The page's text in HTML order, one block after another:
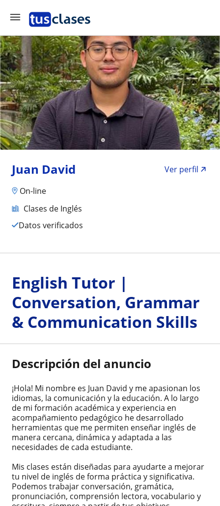
Juan David
Ver perfil
On-line
Clases de Inglés
Datos verificados
English Tutor |
Conversation, Grammar
& Communication Skills
Descripción del anuncio
¡Hola! Mi nombre es Juan David y me apasionan los
idiomas, la comunicación y la educación. A lo largo
de mi formación académica y experiencia en
acompañamiento pedagógico he desarrollado
herramientas que me permiten enseñar inglés de
manera cercana, dinámica y adaptada a las
necesidades de cada estudiante.
Mis clases están diseñadas para ayudarte a mejorar
tu nivel de inglés de forma práctica y significativa.
Podemos trabajar conversación, gramática,
pronunciación, comprensión lectora, vocabulario y